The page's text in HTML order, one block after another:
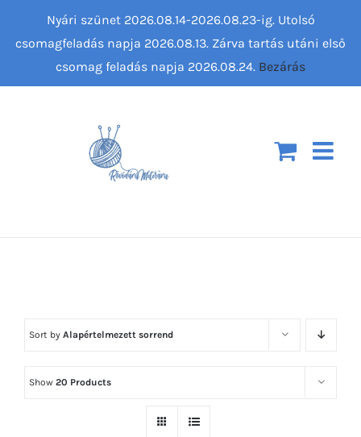
Sort by Alapértelmezett sorrend
Show 20 Products
Nyári szünet 2026.08.14-2026.08.23-ig. Utolsó
csomagfeladás napja 2026.08.13. Zárva tartás utáni első
csomag feladás napja 2026.08.24. Bezárás